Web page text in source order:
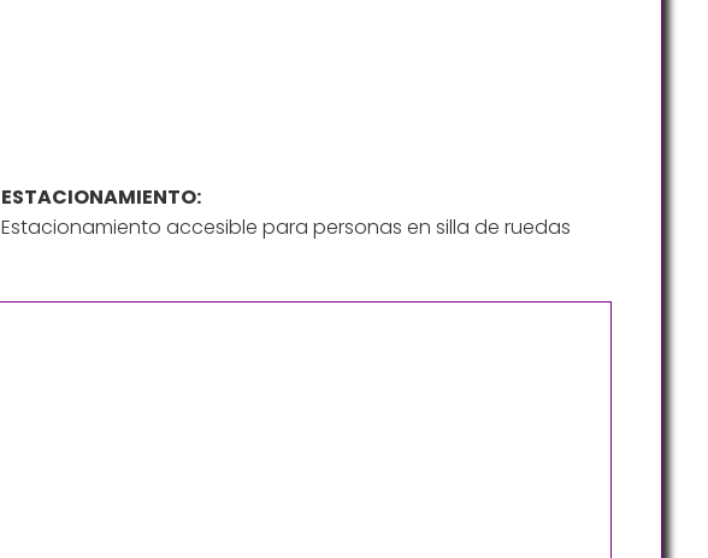
ESTACIONAMIENTO:
Estacionamiento accesible para personas en silla de ruedas